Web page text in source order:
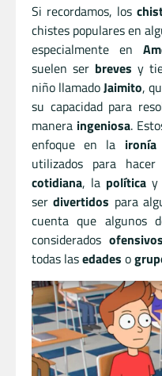
Si recordamos, los
chistes populares en
especialmente en
suelen ser breves y
niño llamadoJaimito,
su capacidad para
manera ingeniosa.
enfoque en la ironía
utilizados para
cotidiana, la política y
serdivertidos para
cuenta que algunos
considerados ofensivos
todas lasedades o